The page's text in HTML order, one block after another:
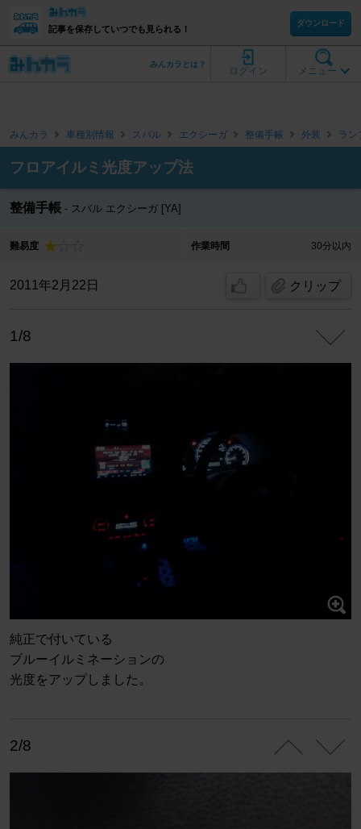
記事を保存していつでも見られる！
ダウンロード
メニュー
ログイン
みんカラとは？
みんカラ 車種別情報 スバル エクシーガ 整備手帳 外装 ラン
フロアイルミ光度アップ法
整備手帳 スバル エクシーガ [YA]
難易度 作業時間 30分以内
2011年2月22日 クリップ
1/8
純正で付いている
ブルーイルミネーションの
光度をアップしました。
2/8